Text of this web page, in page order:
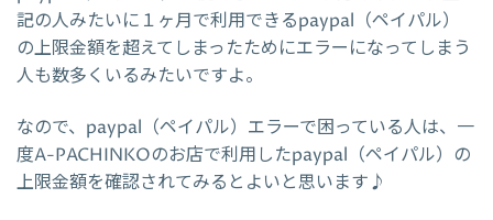
記の人みたいに１ヶ月で利用できるpaypal（ペイパル）
の上限金額を超えてしまったためにエラーになってしまう
人も数多くいるみたいですよ。
なので、paypal（ペイパル）エラーで困っている人は、一
度A-PACHINKOのお店で利用したpaypal（ペイパル）の
上限金額を確認されてみるとよいと思います♪